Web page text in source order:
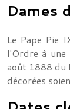
Dames
Le Pape Pie
l'Ordre à une
août 1888 du
décorées